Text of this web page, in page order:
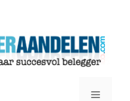
Menu